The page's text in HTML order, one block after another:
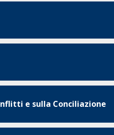
e sulla Conciliazione